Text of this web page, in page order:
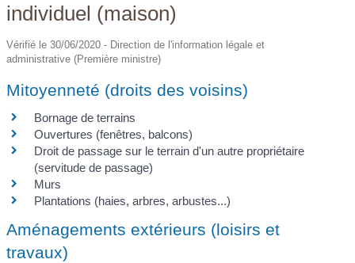
individuel (maison)
Vérifié le 30/06/2020 - Direction de l'information légale et
administrative (Première ministre)
Mitoyenneté (droits des voisins)
Bornage de terrains
Ouvertures (fenêtres, balcons)
Droit de passage sur le terrain d'un autre propriétaire
(servitude de passage)
Murs
Plantations (haies, arbres, arbustes...)
Aménagements extérieurs (loisirs et
travaux)